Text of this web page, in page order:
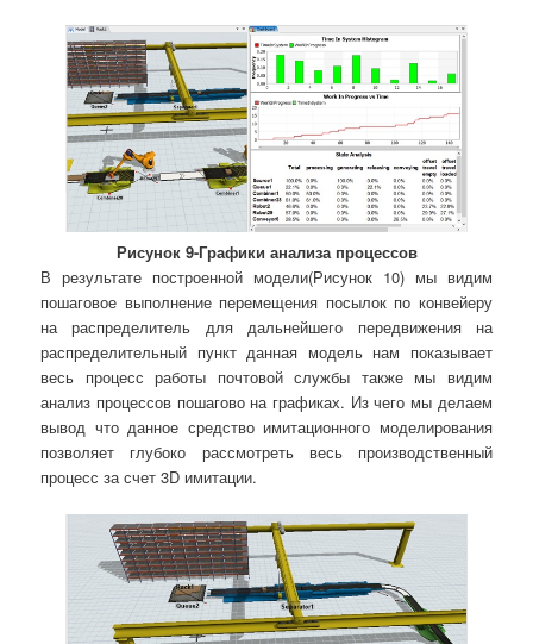
Рисунок 9-Графики анализа процессов
В результате построенной модели(Рисунок 10) мы видим
пошаговое выполнение перемещения посылок по конвейеру
на распределитель для дальнейшего передвижения на
распределительный пункт данная модель нам показывает
весь процесс работы почтовой службы также мы видим
анализ процессов пошагово на графиках. Из чего мы делаем
вывод что данное средство имитационного моделирования
позволяет глубоко рассмотреть весь производственный
процесс за счет 3D имитации.